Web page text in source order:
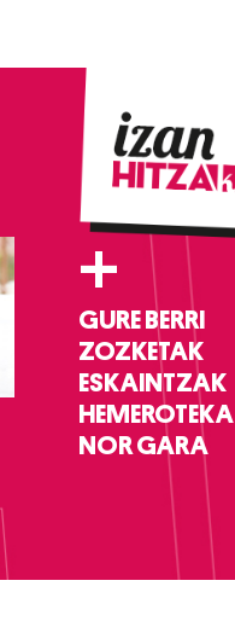
+
GURE BERRI
ZOZKETAK
ESKAINTZAK
HEMEROTEKA
NOR GARA